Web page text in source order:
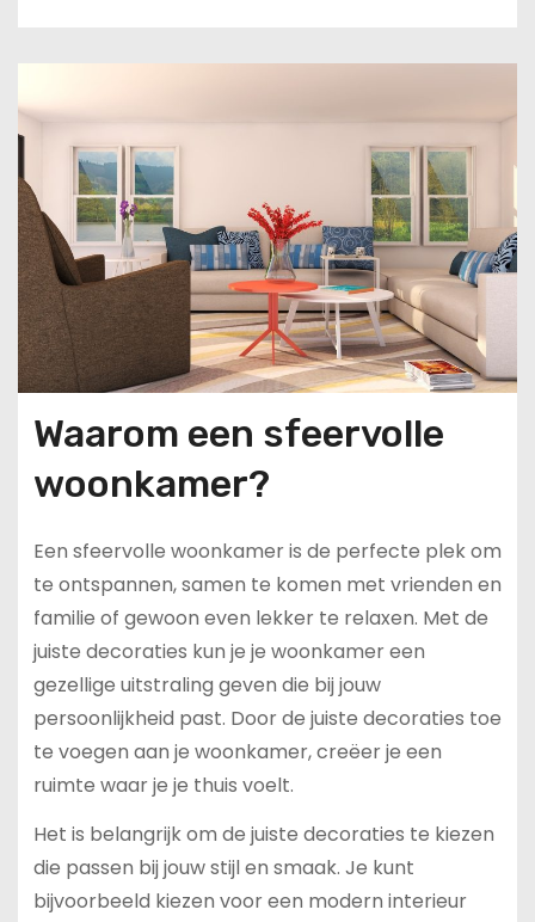
Waarom een sfeervolle
woonkamer?
Een sfeervolle woonkamer is de perfecte plek om
te ontspannen, samen te komen met vrienden en
familie of gewoon even lekker te relaxen. Met de
juiste decoraties kun je je woonkamer een
gezellige uitstraling geven die bij jouw
persoonlijkheid past. Door de juiste decoraties toe
te voegen aan je woonkamer, creëer je een
ruimte waar je je thuis voelt.
Het is belangrijk om de juiste decoraties te kiezen
die passen bij jouw stijl en smaak. Je kunt
bijvoorbeeld kiezen voor een modern interieur